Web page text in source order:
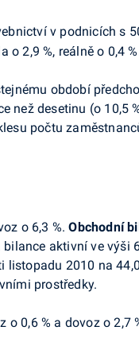
v podnicích s
o 2,9 %, reálně o 0,4
období
než desetinu (o
počtu
o 6,3 %.Obchodní
aktivní ve
listopadu 2010 na
prostředky.
o 0,6 % a dovoz o 2,7